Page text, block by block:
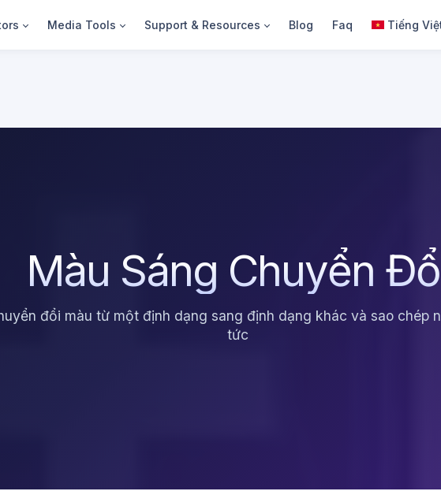
Media Tools Support & Resources Blog Faq Tiếng
Màu Sáng Chuyển
đổi màu từ một định dạng sang định dạng khác và sao chép
tức